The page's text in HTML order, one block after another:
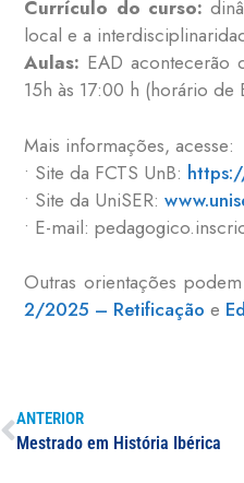
Currículo do curso:
local e a
Aulas: EAD acontecerão
15h às 17:00 h (horário de
Mais informações, acesse:
• Site da FCTS UnB:
• Site da UniSER:
• E-mail:
Outras orientações
2/2025 – Retificação e
ANTERIOR
Mestrado em História Ibérica